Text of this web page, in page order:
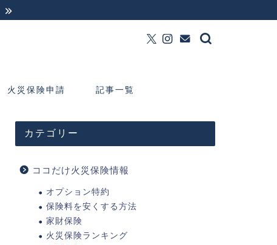
火災保険申請 記事一覧
カテゴリー
ココだけ火災保険情報
オプション特約
保険料を安くする方法
家財保険
火災保険ランキング